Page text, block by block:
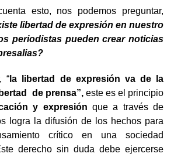
esto, nos podemos preguntar,
libertad de expresión en nuestro
periodistas pueden crear noticias
“ la libertad de expresión va de la
de prensa”,este es el principio
y expresión que a través de
logra la difusión de los hechos para
crítico en una sociedad
derecho sin duda debe ejercerse